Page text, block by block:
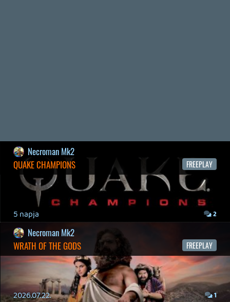
2026.05.07.
Necroman Mk2
SILENCE
BACKLOG
2026.04.28.
p34c3
EXD - EXTRA DIMENSIONAL
2026.04.23. 4
p34c3